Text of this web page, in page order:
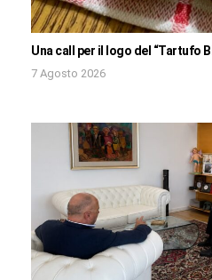
Una call per il logo del “Tartufo
7 Agosto 2026